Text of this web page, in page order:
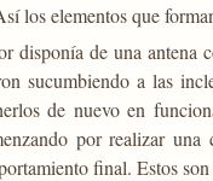
los elementos que
disponía de una antena
sucumbiendo a las
de nuevo en
por realizar
final. Estos